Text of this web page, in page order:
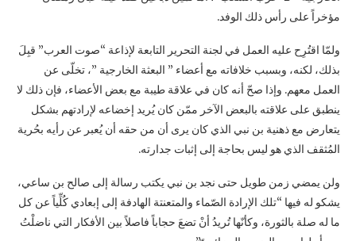
مؤخراً على رأس ذلك الوفد.‏
ولمّا اقتُرِح عليه العمل في لجنة التحرير التابعة لإذاعة “صوت العرب” قبِلَ
بذلك، لكنه، وبسبب ‏خلافاته مع أعضاء ” البعثة الخارجية‎ ‎‏”، تخلّى عن
العمل معهم. وإذا صحّ أنه كان في علاقة طيبة مع ‏بعض الأعضاء، فإن ذلك لا
ينطبق على علاقته بالبعض الآخر ممّن كان يُريد إخضاعه لإرادتهم بشكل
‏يتعارض مع ذهنية بن نبي الذي كان يرى أن من حقه أن يُعبر عن رأيه بحُرية
المُثقف الذي هو ليس ‏بحاجة إلى إثبات جدارته.‏
ولن يمضي زمن طويل حتى نجد بن نبي يكتب رسالة إلى صالح بن ساعي،
يشكو له فيها “تلك الإرادة ‏الصّماء والمتعنتة الهادفة إلى إبعادي كُلِّياً عن كل
ما له صلة بالثورة، وكأنّها تُريدُ أنْ تضعَ حجاباً فاصلاً ‏بين الأفكار التي ناضلْتُ